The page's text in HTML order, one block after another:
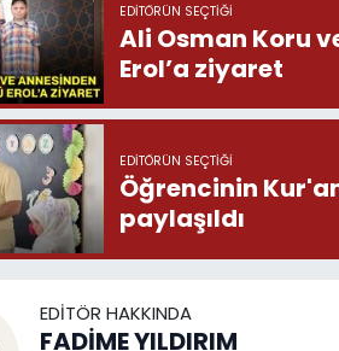
EDITÖRÜN SEÇTIĞI
Ali Osman Koru
Erol’a ziyaret
EDITÖRÜN SEÇTIĞI
Öğrencinin
paylaşıldı
EDITÖR HAKKINDA
FADİME YILDIRIM